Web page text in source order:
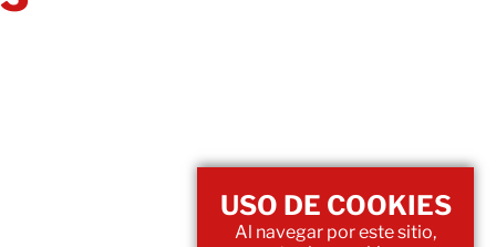
USO DE COOKIES
Al navegar por este sitio,